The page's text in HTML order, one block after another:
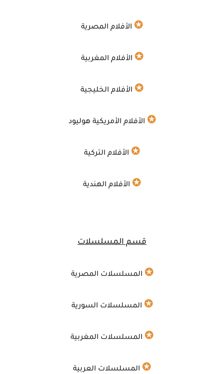
✪ الأفلام المصرية
✪ الأفلام المغربية
✪ الأفلام الخليجية
✪ الأفلام الأمريكية هوليود
✪ الأفلام التركية
✪ الأفلام الهندية
قسم المسلسلات
✪ المسلسلات المصرية
✪ المسلسلات السورية
✪ المسلسلات المغربية
✪ المسلسلات العربية